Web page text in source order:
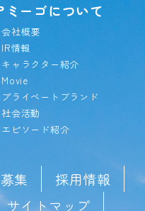
ミーゴについて
会社概要
IR情報
キャラクター紹介
Movie
プライベートブランド
社会活動
エピソード紹介
集
採用情報
サイトマップ